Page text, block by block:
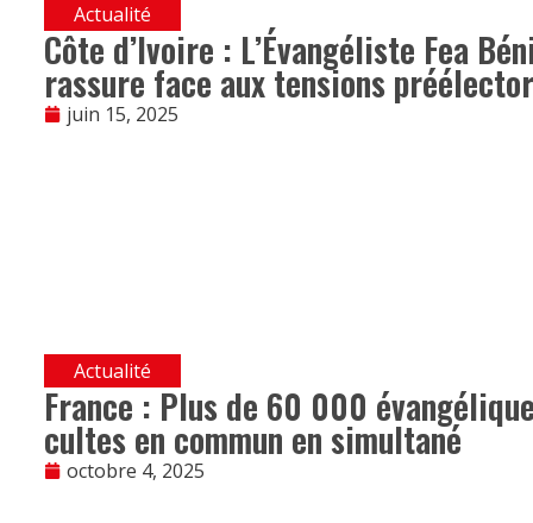
Actualité
Côte d’Ivoire : L’Évangéliste Fea
rassure face aux tensions
juin 15, 2025
Actualité
France : Plus de 60 000
cultes en commun en simultané
octobre 4, 2025